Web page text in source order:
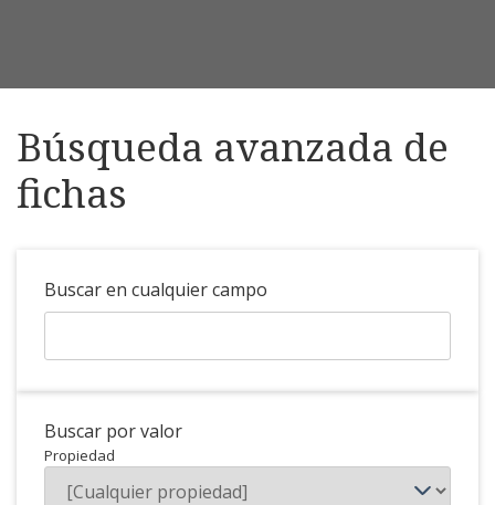
Búsqueda avanzada de
fichas
Buscar en cualquier campo
Buscar por valor
Propiedad